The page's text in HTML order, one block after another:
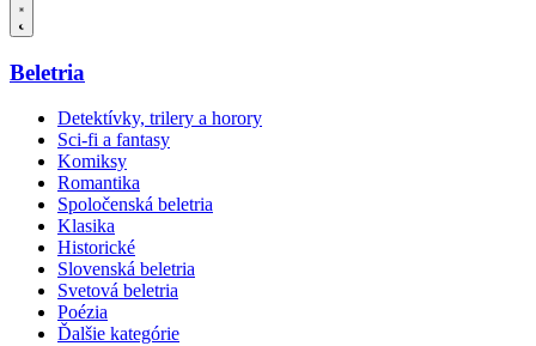
Beletria
Detektívky, trilery a horory
Sci-fi a fantasy
Komiksy
Romantika
Spoločenská beletria
Klasika
Historické
Slovenská beletria
Svetová beletria
Poézia
Ďalšie kategórie